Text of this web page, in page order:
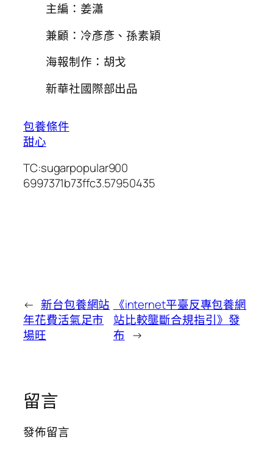
主編：姜瀟
兼顧：冷彥彥、孫素穎
海報制作：胡戈
新華社國際部出品
包養條件
甜心
TC:sugarpopular900
6997371b73ffc3.57950435
← 新台包養網站
年花費活氣足市
場旺
《internet平臺反專包養網
站比較壟斷合規指引》發
布 →
留言
發佈留言